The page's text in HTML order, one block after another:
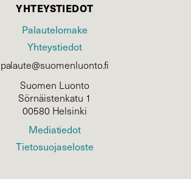
YHTEYSTIEDOT
Palautelomake
Yhteystiedot
palaute@suomenluonto.fi
Suomen Luonto
Sörnäistenkatu 1
00580 Helsinki
Mediatiedot
Tietosuojaseloste